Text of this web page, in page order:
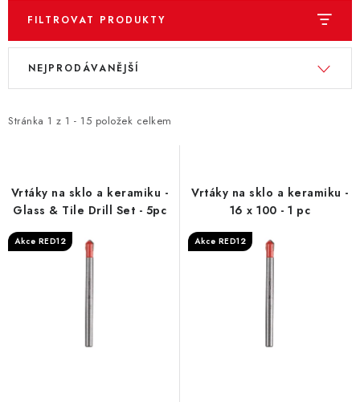
FILTROVAT PRODUKTY
V
i
r
o
d
u
Stránka 1 z 1 - 15 položek celkem
Ř
e
p
r
o
d
NEJPRODÁVANĚJŠÍ
Vrtáky na sklo a keramiku -
Glass & Tile Drill Set - 5pc
Akce RED12
Vrtáky na sklo a keramiku -
16 x 100 - 1 pc
Akce RED12